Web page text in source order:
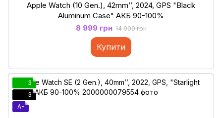
Apple Watch (10 Gen.), 42mm’’, 2024, GPS "Black
Aluminum Case" АКБ 90-100%
8 999 грн 14 000 грн
Купити
3
3
A-